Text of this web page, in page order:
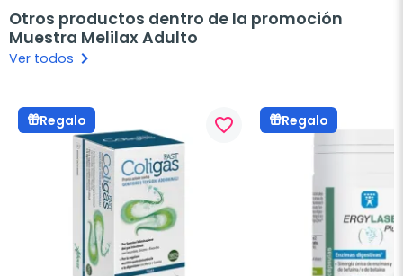
Otros productos dentro de la promoción
Muestra Melilax Adulto
Ver todos keyboard_arrow_right
Regalo favorite_border Regalo